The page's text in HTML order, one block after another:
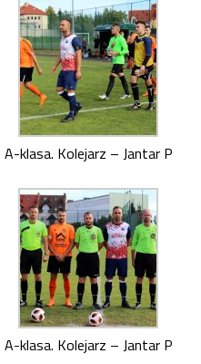
A-klasa. Kolejarz – Jantar P
A-klasa. Kolejarz – Jantar P